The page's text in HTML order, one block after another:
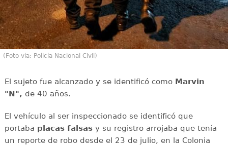
(Foto vía: Policía Nacional Civil)
El sujeto fue alcanzado y se identificó como Marvin
"N", de 40 años.
El vehículo al ser inspeccionado se identificó que
portaba placas falsasy su registro arrojaba que tenía
un reporte de robo desde el 23 de julio, en la Colonia